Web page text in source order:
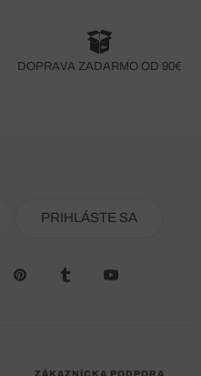
DOPRAVA ZADARMO OD 90€
PRIHLÁSTE SA
ZÁKAZNÍCKA PODPORA